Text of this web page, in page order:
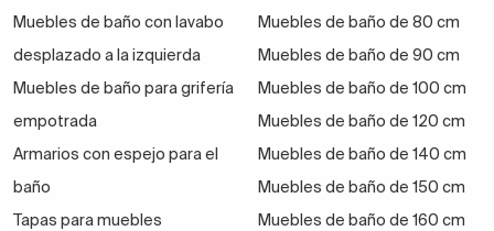
Muebles de baño con lavabo
desplazado a la izquierda
Muebles de baño para grifería
empotrada
Armarios con espejo para el
baño
Tapas para muebles
Muebles de baño de 80 cm
Muebles de baño de 90 cm
Muebles de baño de 100 cm
Muebles de baño de 120 cm
Muebles de baño de 140 cm
Muebles de baño de 150 cm
Muebles de baño de 160 cm